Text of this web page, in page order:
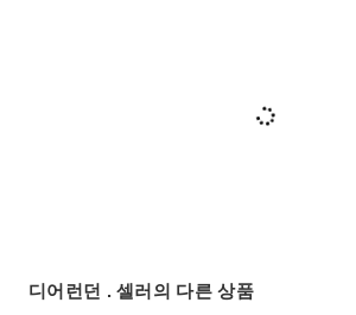
디어런던 . 셀러의 다른 상품